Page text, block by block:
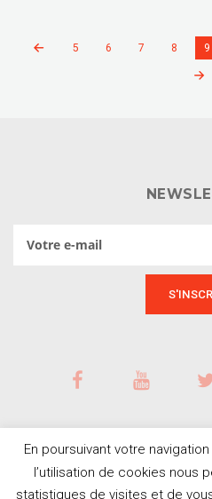
5 6 7 8 9
En poursuivant votre
l’utilisation de cookies nous
statistiques de visites et de